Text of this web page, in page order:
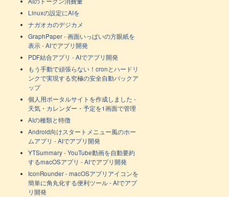
Linuxの設定にAIを
ナガオカのデジカメ
GraphPaper - 画面いっぱいの方眼紙を
表示 - AIでアプリ開発
PDF結合アプリ - AIでアプリ開発
もう手動で頑張らない！cronとハードリ
ンクで実現する究極の安全自動バックア
ップ
個人用ポータルサイトを作成しました -
天気・カレンダー・予定を1画面で管理
AIの種類と特徴
Android向けスタートメニュー風のホー
ムアプリ - AIでアプリ開発
YTSummary - YouTube動画を自動要約
するmacOSアプリ - AIでアプリ開発
IconRounder - macOSアプリアイコンを
簡単に角丸化する便利ツール - AIでアプ
リ開発